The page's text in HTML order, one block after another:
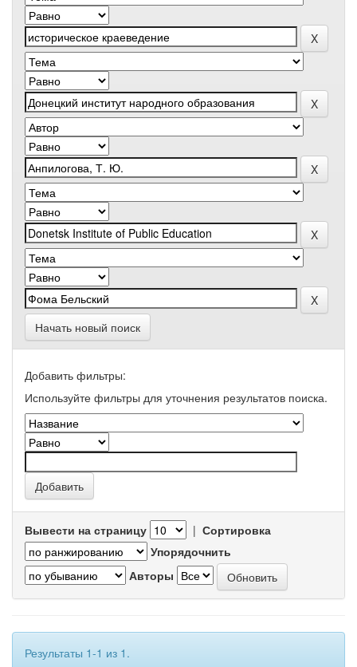
Начать новый поиск
Добавить фильтры:
Используйте фильтры для уточнения результатов поиска.
Вывести на страницу | Сортировка
Упорядочнить
Авторы
Результаты 1-1 из 1.